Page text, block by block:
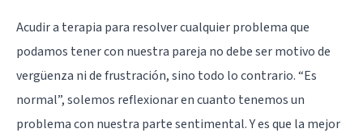
Acudir a terapia para resolver cualquier problema que
podamos tener con nuestra pareja no debe ser motivo de
vergüenza ni de frustración, sino todo lo contrario. “Es
normal”, solemos reflexionar en cuanto tenemos un
problema con nuestra parte sentimental. Y es que la mejor